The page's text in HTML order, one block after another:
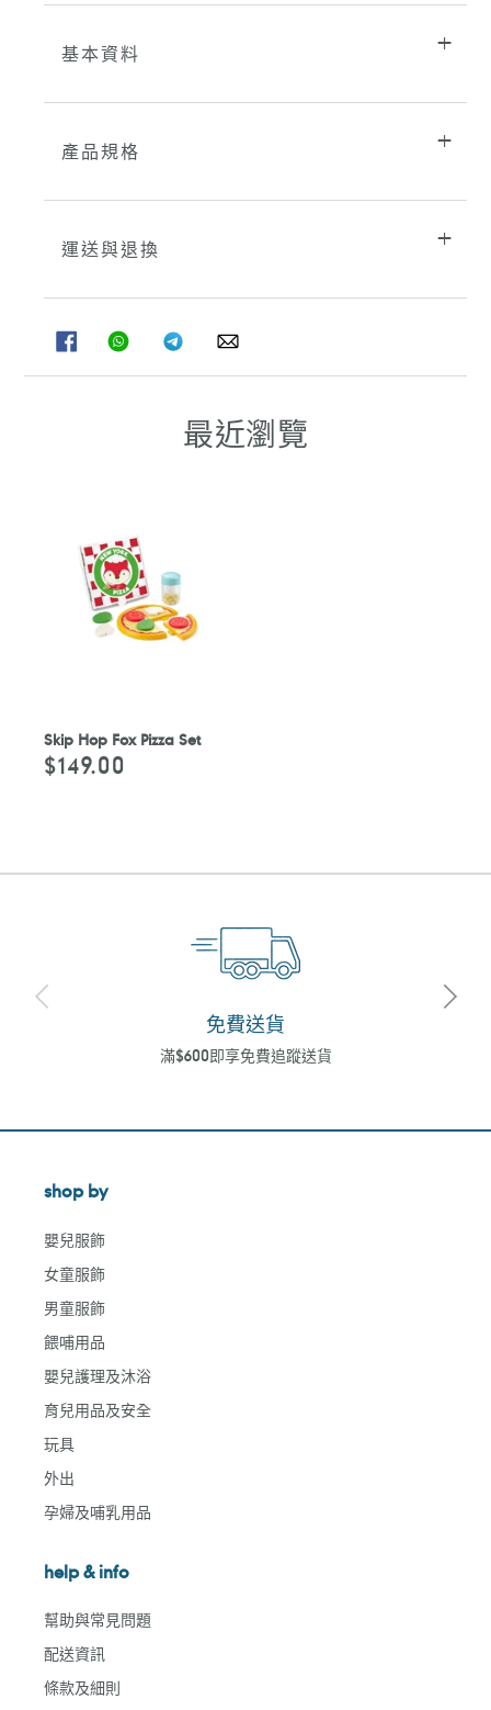
基本資料
產品規格
運送與退換
FACEBOOK
分
享
WHATSAPPTELEGRAM
分
享
WHATSAPP
最近瀏覽
Skip Hop Fox Pizza Set
定
價
$149.00
免費送貨
滿$600即享免費追蹤送貨
shop by
嬰兒服飾
女童服飾
男童服飾
餵哺用品
嬰兒護理及沐浴
育兒用品及安全
玩具
外出
孕婦及哺乳用品
help & info
幫助與常見問題
配送資訊
條款及細則